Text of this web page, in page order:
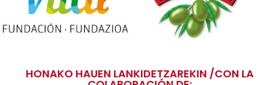
HONAKO HAUEN LANKIDETZAREKIN /CON LA